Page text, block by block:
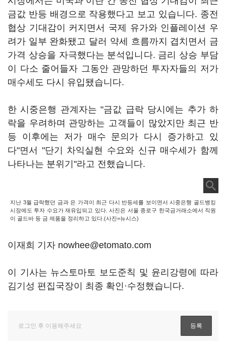
금값 반등 배경으로 작용했다고 보고 있습니다. 종전
협상 기대감이 커지면서 국제 유가와 인플레이션 우
려가 일부 완화됐고 달러 약세 흐름까지 겹치면서 금
가격 상승을 자극했다는 분석입니다. 금리 상승 부담
이 다소 줄어들자 그동안 관망하던 투자자들의 저가
매수세도 다시 유입됐습니다.
한 시중은행 관계자는 "금값 급락 당시에는 추가 하
락을 우려하며 관망하는 고객들이 많았지만 최근 반
등 이후에는 저가 매수 문의가 다시 증가하고 있
다"면서 "단기 차익실현 수요와 신규 매수세가 함께
나타나는 분위기"라고 전했습니다.
지난 3월 급락했던 금과 은 가격이 최근 다시 반등세를 보이면서 시중은행 골드뱅킹
시장에도 투자 수요가 재유입되고 있다. 사진은 서울 종로구 한국금거래소에서 직원
이 골드바 등 금 제품을 정리하고 있다.(사진=뉴시스)
이재희 기자 nowhee@etomato.com
이 기사는 뉴스토마토 보도준칙 및 윤리강령에 따라
김기성 편집국장이 최종 확인·수정했습니다.